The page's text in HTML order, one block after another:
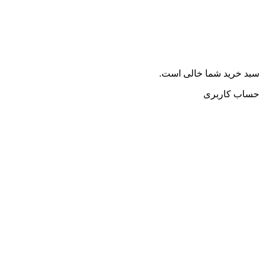
سبد خرید شما خالی است.
حساب کاربری